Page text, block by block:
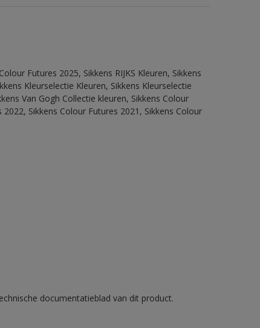
Futures 2025, Sikkens RIJKS Kleuren, Sikkens
Kleurselectie Kleuren, Sikkens Kleurselectie
Van Gogh Collectie kleuren, Sikkens Colour
Sikkens Colour Futures 2021, Sikkens Colour
documentatieblad van dit product.